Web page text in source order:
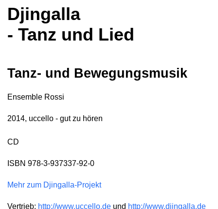
Djingalla
- Tanz und Lied
Tanz- und Bewegungsmusik
Ensemble Rossi
2014, uccello - gut zu hören
CD
ISBN 978-3-937337-92-0
Mehr zum Djingalla-Projekt
Vertrieb: http://www.uccello.de und http://www.djingalla.de